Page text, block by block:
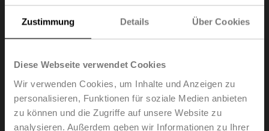
Zustimmung Details Über Cookies
Diese Webseite verwendet Cookies
Wir verwenden Cookies, um Inhalte und Anzeigen zu
personalisieren, Funktionen für soziale Medien anbieten
zu können und die Zugriffe auf unsere Website zu
analysieren. Außerdem geben wir Informationen zu Ihrer
H6015XP4-
S2/SV24A-MOD